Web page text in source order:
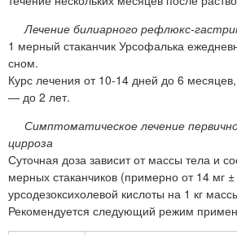
Лечение билиарного рефлюкс-
1 мерный стаканчик Урсофалька
сном.
Курс лечения от 10-14 дней до 6
— до 2 лет.
Симптоматическое лечение
цирроза
Суточная доза зависит от массы тела и
мерных стаканчиков (примерно от 14 мг
урсодезоксихолевой кислоты на 1 кг
Рекомендуется следующий режим